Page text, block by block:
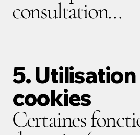
consultation...
​5.
cookies
Certaines